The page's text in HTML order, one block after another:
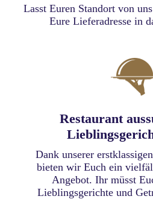
Lasst Euren Standort von
Eure Lieferadresse in
Restaurant
Dank unserer
bieten wir Euch ein
Angebot. Ihr müsst
Lieblingsgerichte und